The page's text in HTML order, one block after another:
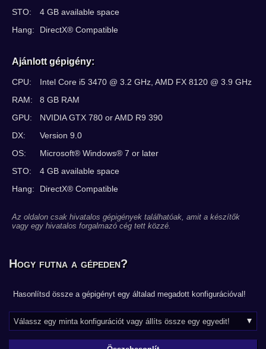
STO:
4 GB available space
Hang:
DirectX® Compatible
Ajánlott gépigény:
CPU:
Intel Core i5 3470 @ 3.2 GHz, AMD FX 8120 @ 3.9 GHz
RAM:
8 GB RAM
GPU:
NVIDIA GTX 780 or AMD R9 390
DX:
Version 9.0
OS:
Microsoft® Windows® 7 or later
STO:
4 GB available space
Hang:
DirectX® Compatible
Az oldalon csak hivatalos gépigények találhatóak, amit a készítők
vagy egy hivatalos forgalmazó cég tett közzé.
Hogy futna a gépeden?
Hasonlítsd össze a gépigényt egy általad megadott konfigurációval!